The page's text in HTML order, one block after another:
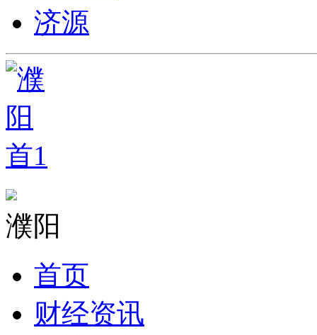
济源
濮阳
首页
财经资讯